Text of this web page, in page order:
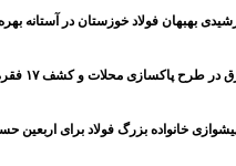
بهبهان فولاد خوزستان در آستانه
خانواده بزرگ فولاد برای اربعین